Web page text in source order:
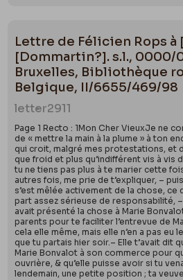
Lettre de Félicien Rops à
[Dommartin?]. s.l., 0000/
Bruxelles, Bibliothèque
Belgique, II/6655/469/98
letter2911
Page 1 Recto : 1Mon Cher VieuxJe ne
de « mettre la main à la plume » à ton
qui croit, malgré mes protestations, et
que froid et plus qu’indifférent vis à vis
tu ne tiens pas plus à te marier cette
autres fois, me prie de t’expliquer, –
s’est mêlée activement de la chose, ce
part assez sérieuse de responsabilité,
avait présenté la chose à Marie
parents pour te faciliter l’entrevue de
cela elle même, mais elle n’en a pas eu
que tu partais hier soir.– Elle t’avait dit
Marie Bonvalot à son commerce pour
ouvrière, & qu’elle puisse avoir si tu
lendemain, une petite position ; ta